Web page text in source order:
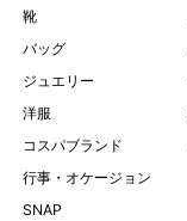
靴
バッグ
ジュエリー
洋服
コスパブランド
行事・オケージョン
SNAP